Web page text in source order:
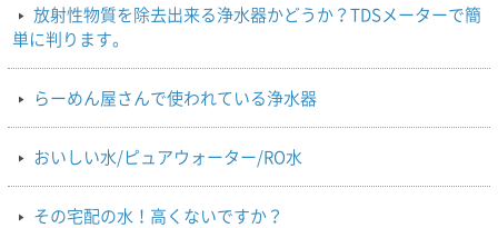
放射性物質を除去出来る浄水器かどうか？TDSメーターで簡
単に判ります。
らーめん屋さんで使われている浄水器
おいしい水/ピュアウォーター/RO水
その宅配の水！高くないですか？